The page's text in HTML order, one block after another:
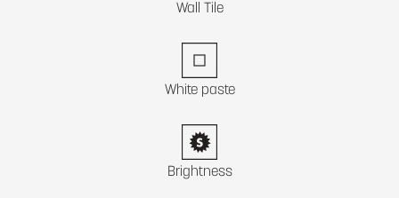
Wall Tile
White paste
Brightness